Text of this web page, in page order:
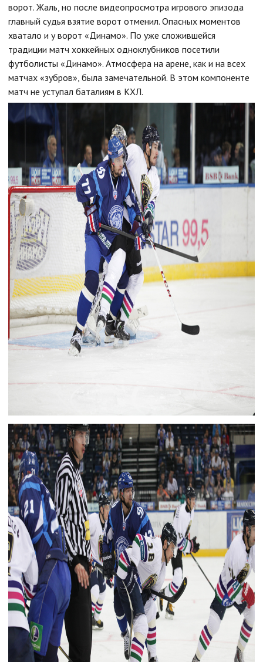
ворот. Жаль, но после видеопросмотра игрового эпизода
главный судья взятие ворот отменил. Опасных моментов
хватало и у ворот «Динамо». По уже сложившейся
традиции матч хоккейных одноклубников посетили
футболисты «Динамо». Атмосфера на арене, как и на всех
матчах «зубров», была замечательной. В этом компоненте
матч не уступал баталиям в КХЛ.